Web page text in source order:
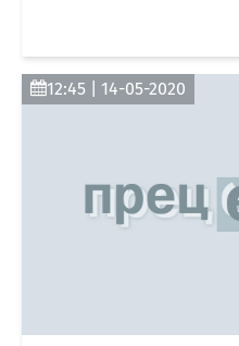
12:45 | 14-05-2020